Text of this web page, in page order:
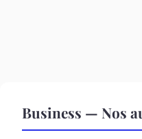
Business — Nos